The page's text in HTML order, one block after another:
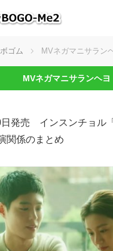
ゴム MVネガマニサラン
MVネガマニサランヘヨ
発売 インスンチョル
関係のまとめ